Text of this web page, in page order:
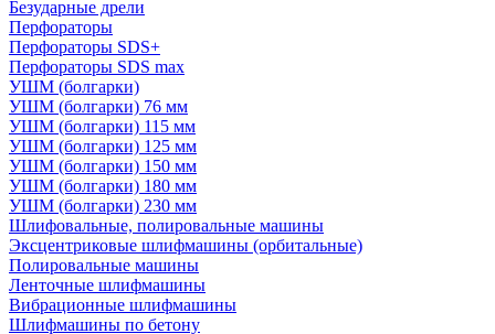
Безударные дрели
Перфораторы
Перфораторы SDS+
Перфораторы SDS max
УШМ (болгарки)
УШМ (болгарки) 76 мм
УШМ (болгарки) 115 мм
УШМ (болгарки) 125 мм
УШМ (болгарки) 150 мм
УШМ (болгарки) 180 мм
УШМ (болгарки) 230 мм
Шлифовальные, полировальные машины
Эксцентриковые шлифмашины (орбитальные)
Полировальные машины
Ленточные шлифмашины
Вибрационные шлифмашины
Шлифмашины по бетону